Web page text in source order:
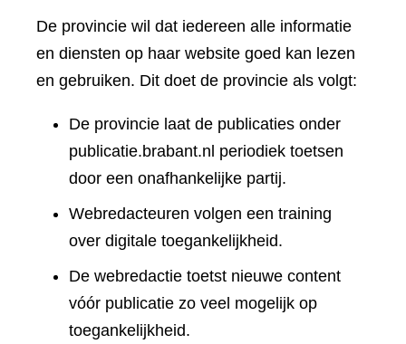
De provincie wil dat iedereen alle informatie
en diensten op haar website goed kan lezen
en gebruiken. Dit doet de provincie als volgt:
De provincie laat de publicaties onder
publicatie.brabant.nl periodiek toetsen
door een onafhankelijke partij.
Webredacteuren volgen een training
over digitale toegankelijkheid.
De webredactie toetst nieuwe content
vóór publicatie zo veel mogelijk op
toegankelijkheid.